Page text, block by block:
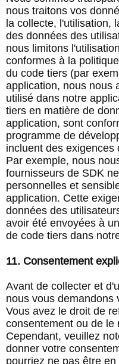
nous traitons vos
la collecte, l'utilisation,
des données des
nous limitons
conformes à la
du code tiers (par
application, nous nous
utilisé dans notre
tiers en matière de
application, sont
programme de
incluent des exigences
Par exemple, nous
fournisseurs de SDK
personnelles et
application. Cette
données des
avoir été envoyées à
de code tiers dans
11. Consentement
Avant de collecter et
nous vous demandons
Vous avez le droit de
consentement ou de le
Cependant, veuillez
donner votre
pourriez ne pas être